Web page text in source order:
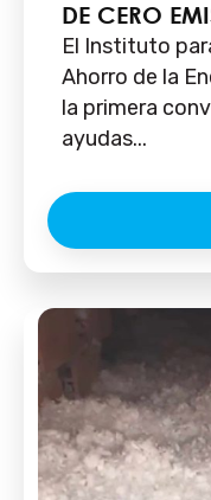
DE CERO
El Instituto
Ahorro de la
la primera
ayudas...